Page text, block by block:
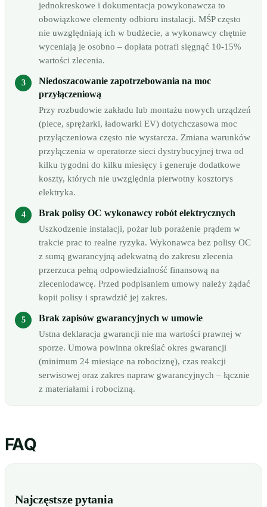
jednokreskowe i dokumentacja powykonawcza to
obowiązkowe elementy odbioru instalacji. MŚP często
nie uwzględniają ich w budżecie, a wykonawcy chętnie
wyceniają je osobno – dopłata potrafi sięgnąć 10-15%
wartości zlecenia.
Niedoszacowanie zapotrzebowania na moc
przyłączeniową
Przy rozbudowie zakładu lub montażu nowych urządzeń
(piece, sprężarki, ładowarki EV) dotychczasowa moc
przyłączeniowa często nie wystarcza. Zmiana warunków
przyłączenia w operatorze sieci dystrybucyjnej trwa od
kilku tygodni do kilku miesięcy i generuje dodatkowe
koszty, których nie uwzględnia pierwotny kosztorys
elektryka.
Brak polisy OC wykonawcy robót elektrycznych
Uszkodzenie instalacji, pożar lub porażenie prądem w
trakcie prac to realne ryzyka. Wykonawca bez polisy OC
z sumą gwarancyjną adekwatną do zakresu zlecenia
przerzuca pełną odpowiedzialność finansową na
zleceniodawcę. Przed podpisaniem umowy należy żądać
kopii polisy i sprawdzić jej zakres.
Brak zapisów gwarancyjnych w umowie
Ustna deklaracja gwarancji nie ma wartości prawnej w
sporze. Umowa powinna określać okres gwarancji
(minimum 24 miesiące na robociznę), czas reakcji
serwisowej oraz zakres napraw gwarancyjnych – łącznie
z materiałami i robocizną.
FAQ
Najczęstsze pytania